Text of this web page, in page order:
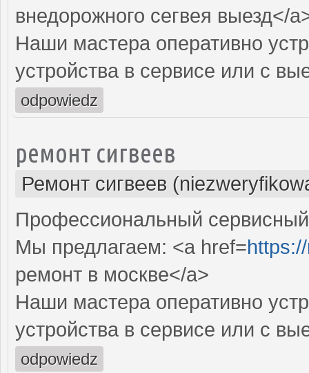
внедорожного сегвея выезд</
Наши мастера оперативно
устройства в сервисе или с
odpowiedz
ремонт сигвеев
Ремонт сигвеев
Профессиональный
Мы предлагаем: <a href=
ремонт в москве</a>
Наши мастера оперативно
устройства в сервисе или с
odpowiedz